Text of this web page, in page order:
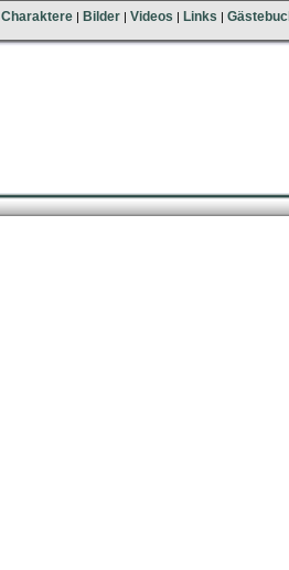
Charaktere | Bilder | Videos | Links |